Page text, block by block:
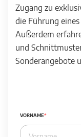
Zugang zu
die Führung
Außerdem
und
Sonderangebote
VORNAME